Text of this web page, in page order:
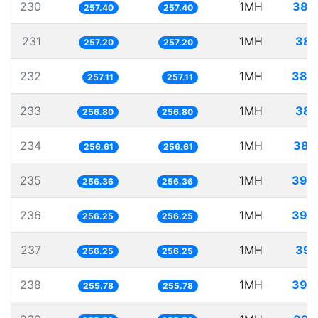
230 257.40 257.40 1MH
231 257.20 257.20 1MH
232 257.11 257.11 1MH
233 256.80 256.80 1MH
234 256.61 256.61 1MH
235 256.36 256.36 1MH
236 256.25 256.25 1MH
237 256.25 256.25 1MH
238 255.78 255.78 1MH